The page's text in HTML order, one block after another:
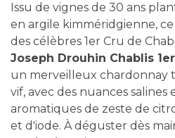
Issu de vignes de 30 ans
en argile kimméridgienne,
des célèbres 1er Cru de
Joseph Drouhin Chablis
un merveilleux chardonnay
vif, avec des nuances salines
aromatiques de zeste de
et d'iode. À déguster dès